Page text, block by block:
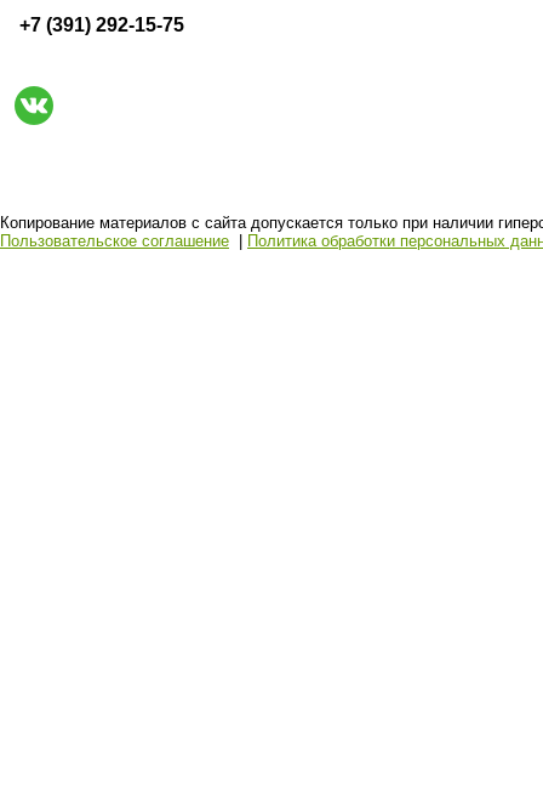
+7 (391) 292-15-75
Копирование материалов с сайта допускается только при наличии
Пользовательское соглашение
Политика обработки персональных